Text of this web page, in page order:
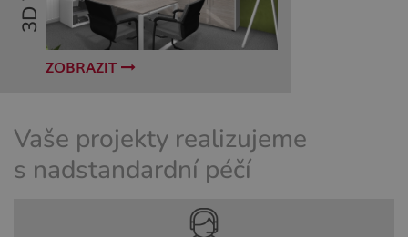
ZOBRAZIT
Vaše projekty realizujeme
s nadstandardní péčí